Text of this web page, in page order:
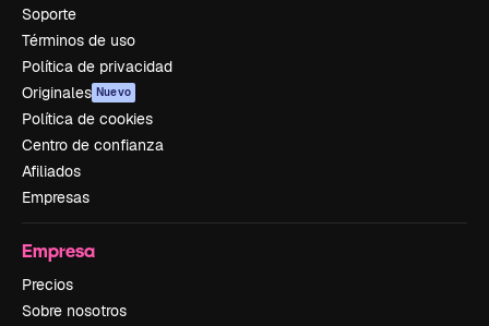
Soporte
Términos de uso
Política de privacidad
Originales Nuevo
Política de cookies
Centro de confianza
Afiliados
Empresas
Empresa
Precios
Sobre nosotros